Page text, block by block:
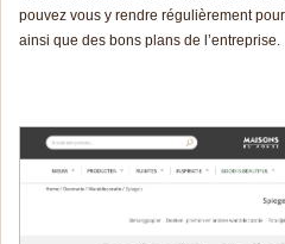
pouvez vous y rendre régulièrement
ainsi que des bons plans de l’entreprise.